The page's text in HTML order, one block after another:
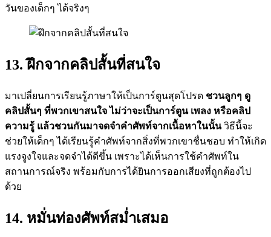
วันของเด็กๆ ได้จริงๆ
13. ฝึกจากคลิปสั้นที่สนใจ
มาเปลี่ยนการเรียนรู้ภาษาให้เป็นการ์ตูนสุดโปรด ชวนลูกๆ ดู
คลิปสั้นๆ ที่พวกเขาสนใจ ไม่ว่าจะเป็นการ์ตูน เพลง หรือคลิป
ความรู้ แล้วชวนกันมาจดจำคำศัพท์จากเนื้อหาในนั้นวิธีนี้จะ
ช่วยให้เด็กๆ ได้เรียนรู้คำศัพท์จากสิ่งที่พวกเขาชื่นชอบ ทำให้เกิด
แรงจูงใจและจดจำได้ดีขึ้น เพราะได้เห็นการใช้คำศัพท์ใน
สถานการณ์จริง พร้อมกับการได้ยินการออกเสียงที่ถูกต้องไป
ด้วย
14. หมั่นท่องศัพท์สม่ำเสมอ